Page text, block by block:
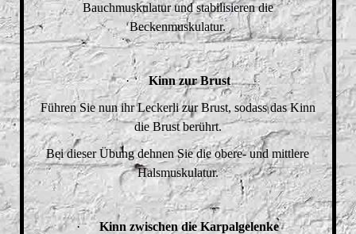
Bauchmuskulatur und stabilisieren die
Beckenmuskulatur.
·Kinn zur Brust
Führen Sie nun ihr Leckerli zur Brust, sodass das Kinn
die Brust berührt.
Bei dieser Übung dehnen Sie die obere- und mittlere
Halsmuskulatur.
·Kinn zwischen die Karpalgelenke